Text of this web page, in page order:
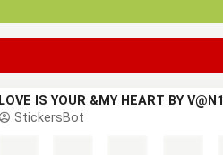
LOVE IS YOUR &MY HEART BY V@N1
StickersBot